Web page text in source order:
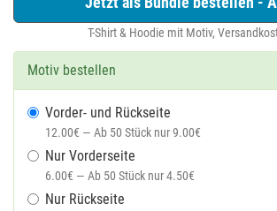
T-Shirt & Hoodie mit Motiv,
Motiv bestellen
Vorder- und Rückseite
12.00€ — Ab 50 Stück nur 9.00€
Nur Vorderseite
6.00€ — Ab 50 Stück nur 4.50€
Nur Rückseite